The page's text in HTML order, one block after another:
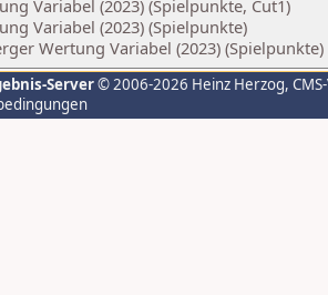
Variabel (2023) (Spielpunkte, Cut1)
Variabel (2023) (Spielpunkte)
Wertung Variabel (2023) (Spielpunkte)
Server© 2006-2026 Heinz Herzog,